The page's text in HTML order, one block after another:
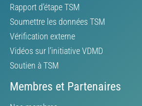
Rapport d’étape TSM
Soumettre les données TSM
Vérification externe
Vidéos sur l’initiative VDMD
Soutien à TSM
Membres et Partenaires